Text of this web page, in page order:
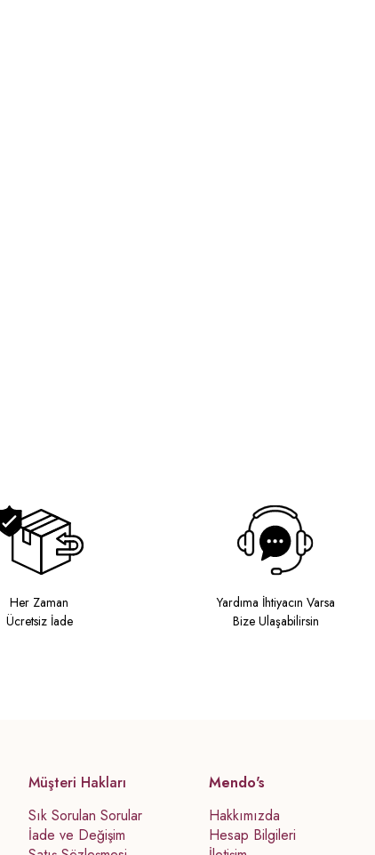
Her Zaman
Ücretsiz İade
Yardıma İhtiyacın Varsa
Bize Ulaşabilirsin
Müşteri Hakları
Sık Sorulan Sorular
İade ve Değişim
Mendo's
Hakkımızda
Hesap Bilgileri